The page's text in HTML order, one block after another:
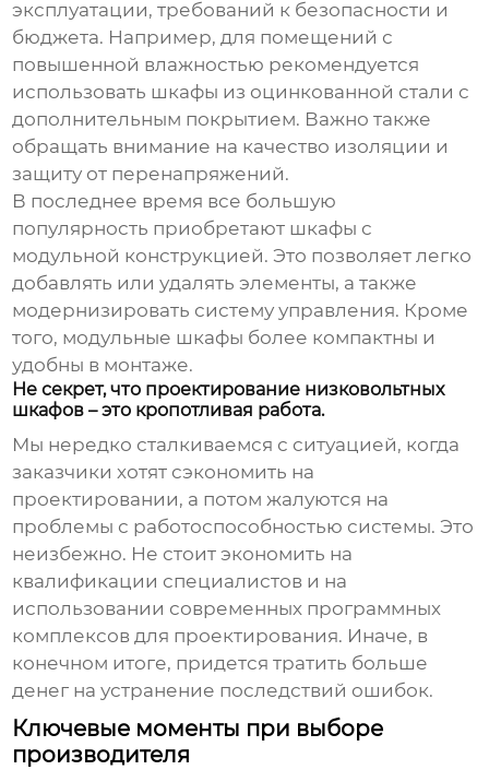
эксплуатации, требований к безопасности и
бюджета. Например, для помещений с
повышенной влажностью рекомендуется
использовать шкафы из оцинкованной стали с
дополнительным покрытием. Важно также
обращать внимание на качество изоляции и
защиту от перенапряжений.
В последнее время все большую
популярность приобретают шкафы с
модульной конструкцией. Это позволяет легко
добавлять или удалять элементы, а также
модернизировать систему управления. Кроме
того, модульные шкафы более компактны и
удобны в монтаже.
Не секрет, что проектирование низковольтных
шкафов – это кропотливая работа.
Мы нередко сталкиваемся с ситуацией, когда
заказчики хотят сэкономить на
проектировании, а потом жалуются на
проблемы с работоспособностью системы. Это
неизбежно. Не стоит экономить на
квалификации специалистов и на
использовании современных программных
комплексов для проектирования. Иначе, в
конечном итоге, придется тратить больше
денег на устранение последствий ошибок.
Ключевые моменты при выборе
производителя